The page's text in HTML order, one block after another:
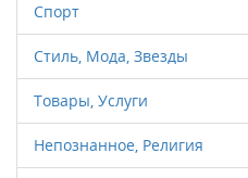
Спорт
Стиль, Мода, Звезды
Товары, Услуги
Непознанное, Религия